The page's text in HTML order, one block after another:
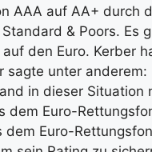
AAA auf AA+ durch
& Poors. Es
den Euro. Kerber
sagte unter anderem:
in dieser Situation
dem Euro-
dem Euro-